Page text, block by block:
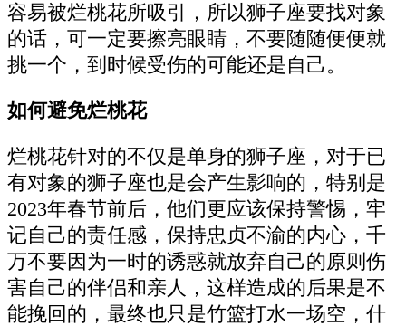
容易被烂桃花所吸引，所以狮子座要找对象
的话，可一定要擦亮眼睛，不要随随便便就
挑一个，到时候受伤的可能还是自己。
如何避免烂桃花
烂桃花针对的不仅是单身的狮子座，对于已
有对象的狮子座也是会产生影响的，特别是
2023年春节前后，他们更应该保持警惕，牢
记自己的责任感，保持忠贞不渝的内心，千
万不要因为一时的诱惑就放弃自己的原则伤
害自己的伴侣和亲人，这样造成的后果是不
能挽回的，最终也只是竹篮打水一场空，什